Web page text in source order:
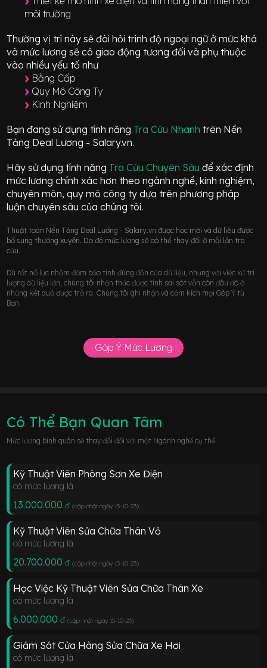
môi trường
Thường vị trí này sẽ đòi hỏi trình độ ngoại ngữ ở mứckhá
và mức lương sẽ có giao động tương đối và phụ thuộc
vào nhiều yếu tố như
Bằng Cấp
Quy Mô Công Ty
Kinh Nghiệm
Bạn đang sử dụng tính năng Tra Cứu Nhanh trên Nền
Tảng Deal Lương - Salary.vn.
Hãy sử dụng tính năng Tra Cứu Chuyên Sâuđể xác định
mức lương chính xác hơn theo ngành nghề, kinh nghiệm,
chuyên môn, quy mô công ty dựa trên phương pháp
luận chuyên sâu của chúng tôi.
Thuật toán Nền Tảng Deal Lương - Salary.vn được học mới và dữ liệu được
bổ sung thường xuyên. Do đó mức lương sẽ có thể thay đổi ở mỗi lần tra
cứu.
Dù rất nổ lực nhằm đảm bảo tính đúng đắn của dữ liệu, nhưng với việc xử trí
lượng dữ liệu lớn, chúng tôi nhận thức được tính sai sót vẫn còn đâu đó ở
những kết quả được trả ra. Chúng tôi ghi nhận và cảm kích mọi Góp Ý từ
Bạn.
Góp Ý Mức Lương
Có Thể Bạn Quan Tâm
Mức lương bình quân sẽ thay đổi đối với một Ngành nghề cụ thể.
Kỹ Thuật Viên Phòng Sơn Xe Điện
có mức lương là
13.000.000 đ (cập nhật ngày 15-10-23)
Kỹ Thuật Viên Sửa Chữa Thân Vỏ
có mức lương là
20.700.000 đ (cập nhật ngày 15-10-23)
Học Việc Kỹ Thuật Viên Sửa Chữa Thân Xe
có mức lương là
6.000.000 đ (cập nhật ngày 15-10-23)
Giám Sát Cửa Hàng Sửa Chữa Xe Hơi
có mức lương là